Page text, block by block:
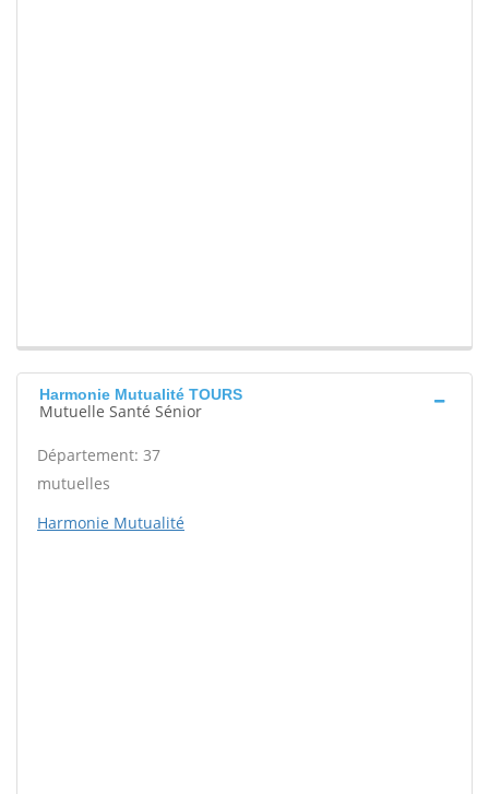
Harmonie Mutualité TOURS
Mutuelle Santé Sénior
Département: 37
mutuelles
Harmonie Mutualité